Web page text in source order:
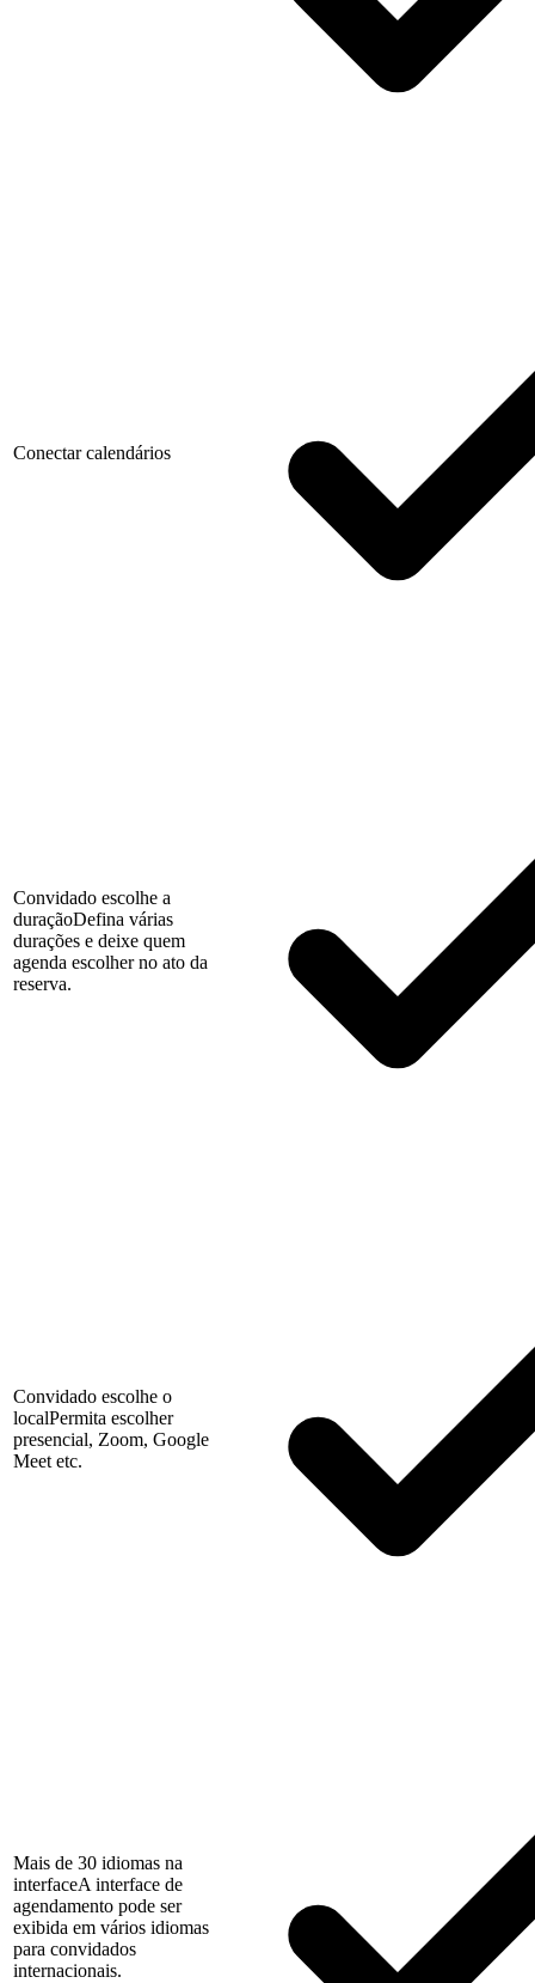
Conectar calendários
Convidado escolhe a
duraçãoDefina várias
durações e deixe quem
agenda escolher no ato da
reserva.
Convidado escolhe o
localPermita escolher
presencial, Zoom, Google
Meet etc.
Mais de 30 idiomas na
interfaceA interface de
agendamento pode ser
exibida em vários idiomas
para convidados
internacionais.